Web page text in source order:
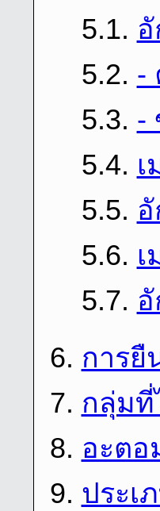
5.1.
5.2. -
5.3. -
5.4.
5.5.
5.6.
5.7.
6. การยื
7. กลุ่มที่
8. อะตอ
9. ประเ